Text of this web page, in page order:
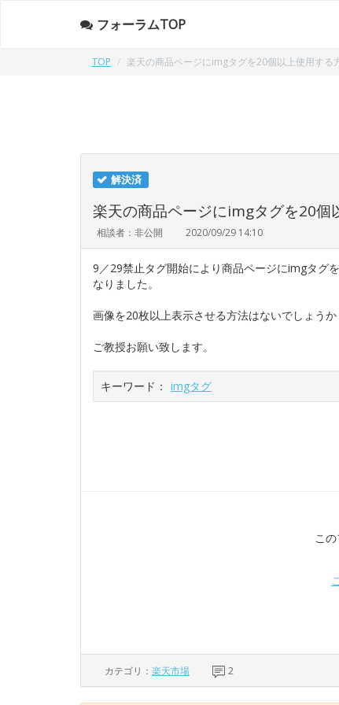
フォーラムTOP
TOP 楽天の商品ページにimgタグを20個以上使用する
解決済
楽天の商品ページにimgタグを20個
相談者：非公開 2020/09/29 14:10
9／29禁止タグ開始により商品ページにimgタグ
なりました。
画像を20枚以上表示させる方法はないでしょうか
ご教授お願い致します。
キーワード： imgタグ
こ
カテゴリ： 楽天市場 2